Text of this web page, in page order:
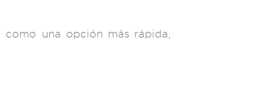
como una opción más rápida,